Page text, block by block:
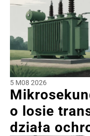
5 M08 2026
o losie
działa